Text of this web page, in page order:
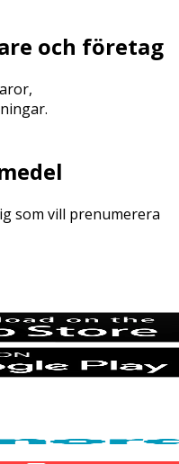
och företag
som vill prenumerera